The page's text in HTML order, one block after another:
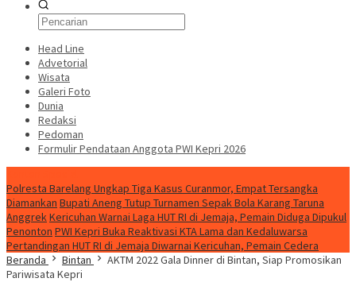
Head Line
Advetorial
Wisata
Galeri Foto
Dunia
Redaksi
Pedoman
Formulir Pendataan Anggota PWI Kepri 2026
Polresta Barelang Ungkap Tiga Kasus Curanmor, Empat Tersangka
Diamankan Bupati Aneng Tutup Turnamen Sepak Bola Karang Taruna
AnggrekKericuhan Warnai Laga HUT RI di Jemaja, Pemain Diduga Dipukul
Penonton PWI Kepri Buka Reaktivasi KTA Lama dan Kedaluwarsa
Pertandingan HUT RI di Jemaja Diwarnai Kericuhan, Pemain Cedera
Beranda
Bintan
AKTM 2022 Gala Dinner di Bintan, Siap Promosikan
Pariwisata Kepri